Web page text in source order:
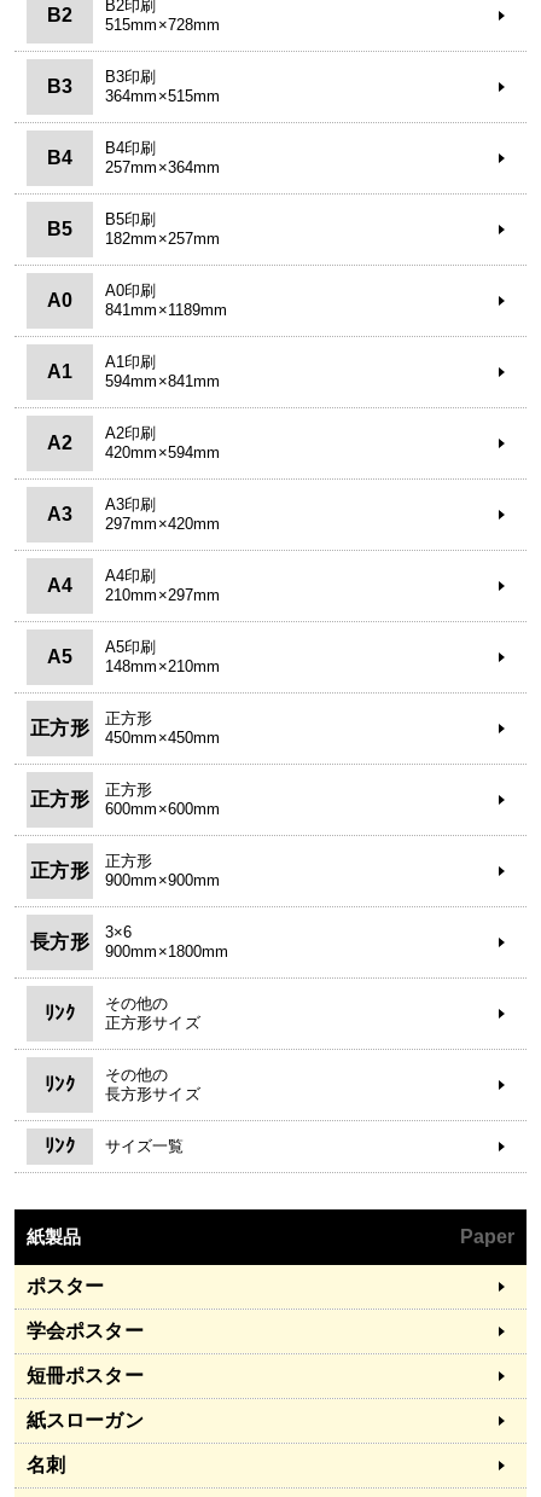
B2
B2印刷
515mm×728mm
B3
B3印刷
364mm×515mm
B4
B4印刷
257mm×364mm
B5
B5印刷
182mm×257mm
A0
A0印刷
841mm×1189mm
A1
A1印刷
594mm×841mm
A2
A2印刷
420mm×594mm
A3
A3印刷
297mm×420mm
A4
A4印刷
210mm×297mm
A5
A5印刷
148mm×210mm
正方形
正方形
450mm×450mm
正方形
正方形
600mm×600mm
正方形
正方形
900mm×900mm
長方形
3×6
900mm×1800mm
ﾘﾝｸ
その他の
正方形サイズ
ﾘﾝｸ
その他の
長方形サイズ
ﾘﾝｸ サイズ一覧
紙製品 Paper
ポスター
学会ポスター
短冊ポスター
紙スローガン
名刺